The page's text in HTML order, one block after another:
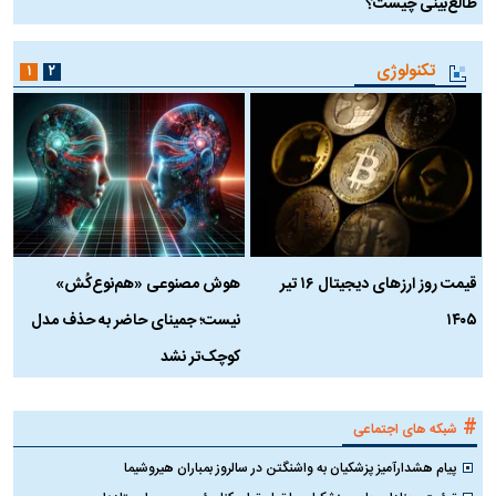
تکنولوژی
قیمت روز ارز‌های دیجیتال ۱۶ تیر
۱۴۰۵
هوش مصنوعی «هم‌نوع‌کُش»
نیست؛ جمینای حاضر به حذف مدل
کوچک‌تر نشد
۱ ۲
# شبکه های اجتماعی
پیام هشدارآمیز پزشکیان به واشنگتن در سالروز بمباران هیروشیما